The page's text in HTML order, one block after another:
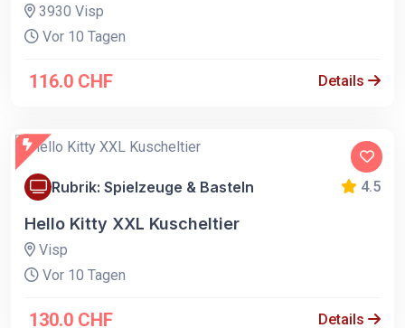
3930 Visp
Vor 10 Tagen
116.0 CHF Details
Rubrik: Spielzeuge & Basteln 4.5
Hello Kitty XXL Kuscheltier
Visp
Vor 10 Tagen
130.0 CHF Details